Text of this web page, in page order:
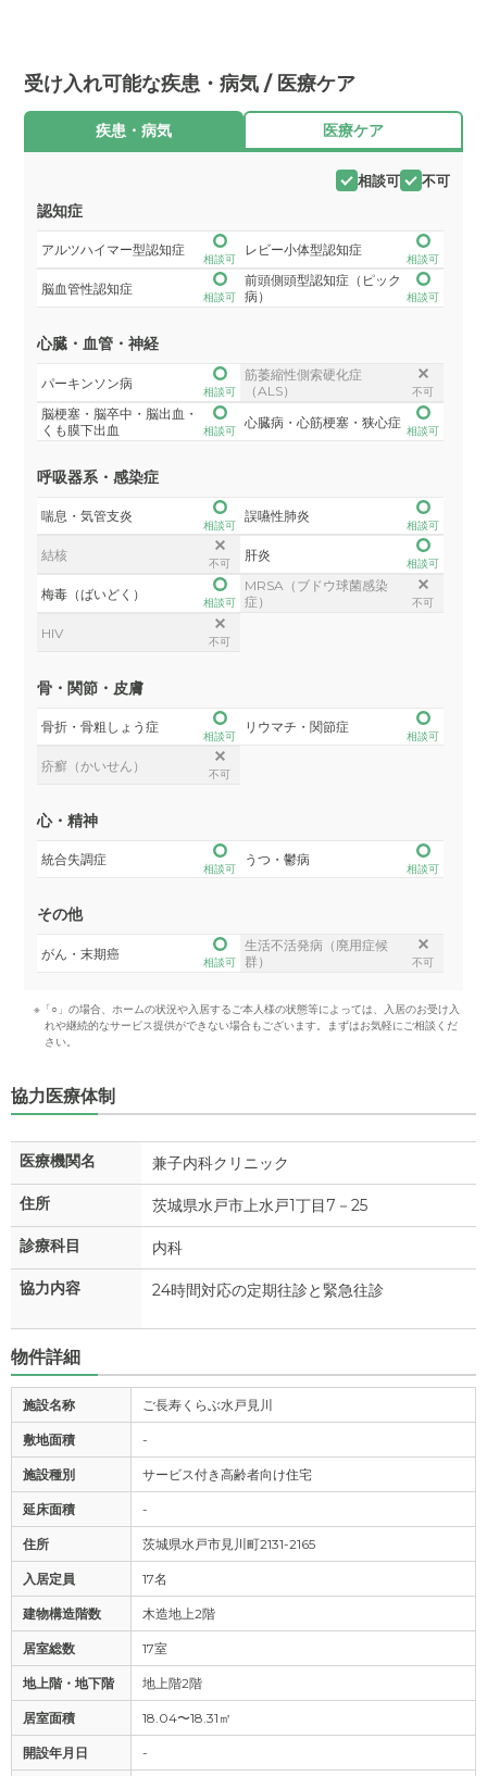
受け入れ可能な疾患・病気 / 医療ケア
疾患・病気 医療ケア
相談可 不可
認知症
アルツハイマー型認知症
相談可
レビー小体型認知症
相談可
脳血管性認知症
相談可
前頭側頭型認知症（ピック
病）
相談可
心臓・血管・神経
パーキンソン病
相談可
筋萎縮性側索硬化症
（ALS）
不可
脳梗塞・脳卒中・脳出血・
くも膜下出血
相談可
心臓病・心筋梗塞・狭心症
相談可
呼吸器系・感染症
喘息・気管支炎
相談可
誤嚥性肺炎
相談可
結核
不可
肝炎
相談可
梅毒（ばいどく）
相談可
MRSA（ブドウ球菌感染
症）
不可
HIV
不可
骨・関節・皮膚
骨折・骨粗しょう症
相談可
リウマチ・関節症
相談可
疥癬（かいせん）
不可
心・精神
統合失調症
相談可
うつ・鬱病
相談可
その他
がん・末期癌
相談可
生活不活発病（廃用症候
群）
不可
※「○」の場合、ホームの状況や入居するご本人様の状態等によっては、入居のお受け入
れや継続的なサービス提供ができない場合もございます。まずはお気軽にご相談くだ
さい。
協力医療体制
医療機関名 兼子内科クリニック
住所 茨城県水戸市上水戸1丁目7－25
診療科目 内科
協力内容 24時間対応の定期往診と緊急往診
物件詳細
施設名称 ご長寿くらぶ水戸見川
敷地面積 -
施設種別 サービス付き高齢者向け住宅
延床面積 -
住所 茨城県水戸市見川町2131-2165
入居定員 17名
建物構造階数 木造地上2階
居室総数 17室
地上階・地下階 地上階2階
居室面積 18.04〜18.31㎡
開設年月日 -